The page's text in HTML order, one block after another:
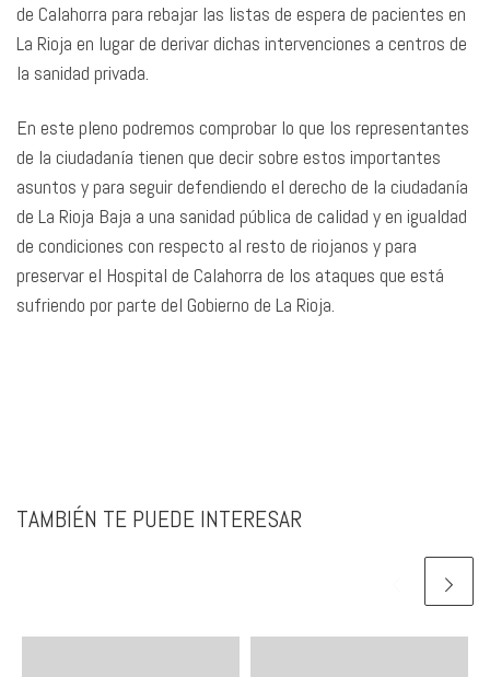
de Calahorra para rebajar las listas de espera de pacientes en
La Rioja en lugar de derivar dichas intervenciones a centros de
la sanidad privada.
En este pleno podremos comprobar lo que los representantes
de la ciudadanía tienen que decir sobre estos importantes
asuntos y para seguir defendiendo el derecho de la ciudadanía
de La Rioja Baja a una sanidad pública de calidad y en igualdad
de condiciones con respecto al resto de riojanos y para
preservar el Hospital de Calahorra de los ataques que está
sufriendo por parte del Gobierno de La Rioja.
TAMBIÉN TE PUEDE INTERESAR